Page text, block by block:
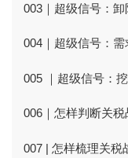
003｜超级信号：
004｜超级信号：需
005 ｜超级信号：
006｜怎样判断关税
007 | 怎样梳理关税